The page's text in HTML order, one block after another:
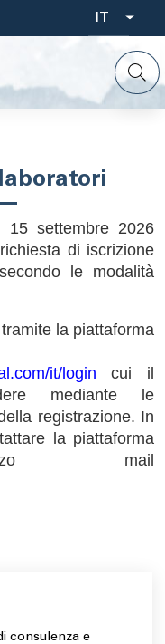
Select
your
IT
settembre 2026
di iscrizione
le modalità
la piattaforma
it/login cui il
mediante le
registrazione. In
la piattaforma
mail
consulenza e